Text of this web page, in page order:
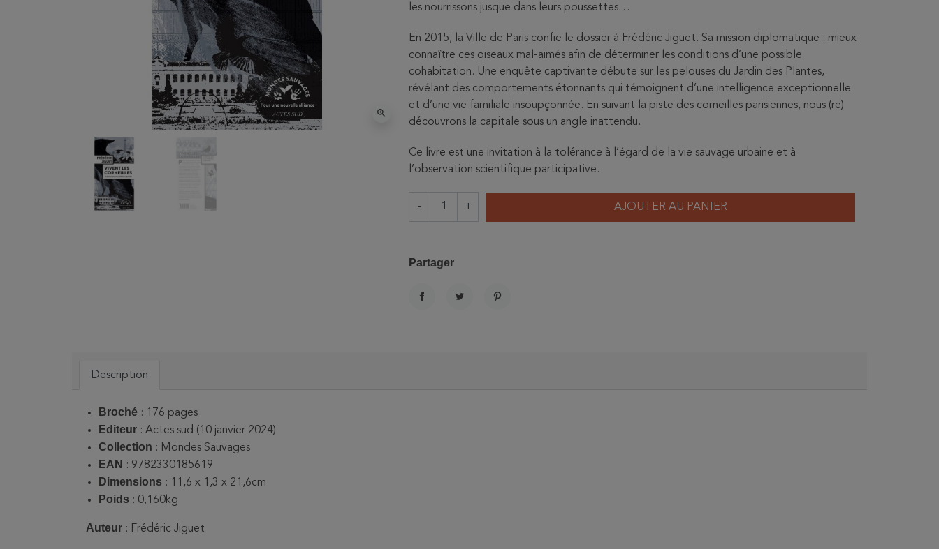
zoom_in
les nourrissons jusque dans leurs poussettes…
En 2015, la Ville de Paris confie le dossier à Frédéric Jiguet. Sa mission diplomatique : mieux
connaître ces oiseaux mal-aimés afin de déterminer les conditions d’une possible
cohabitation. Une enquête captivante débute sur les pelouses du Jardin des Plantes,
révélant des comportements étonnants qui témoignent d’une intelligence exceptionnelle
et d’une vie familiale insoupçonnée. En suivant la piste des corneilles parisiennes, nous (re)
découvrons la capitale sous un angle inattendu.
Ce livre est une invitation à la tolérance à l’égard de la vie sauvage urbaine et à
l’observation scientifique participative.
- + AJOUTER AU PANIER
Partager
Description
Broché : 176 pages
Editeur : Actes sud (10 janvier 2024)
Collection : Mondes Sauvages
EAN : 9782330185619
Dimensions : 11,6 x 1,3 x 21,6cm
Poids : 0,160kg
Auteur : Frédéric Jiguet